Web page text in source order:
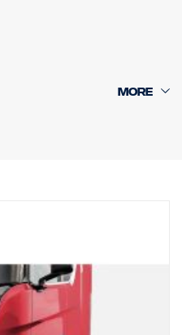
pour 4 supports de type